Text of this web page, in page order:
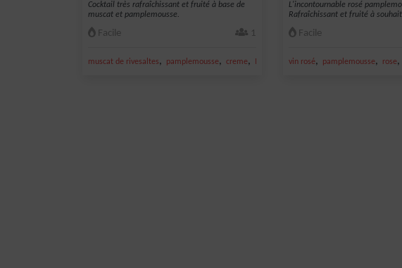
Cocktail très rafraîchissant et fruité à base de
muscat et pamplemousse.
Facile 1
muscat de rivesaltes, pamplemousse, creme,
L'incontournable rosé
Rafraîchissant et fruité à
Facile
vin rosé, pamplemousse, rose,